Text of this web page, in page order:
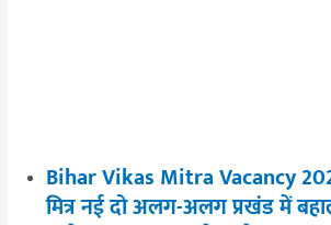
Bihar Vikas Mitra Vacancy
मित्र नई दो अलग-अलग प्रखंड में